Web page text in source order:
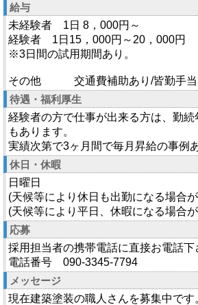
給与
未経験者 1日 8，000円～
経験者 1日15，000円～20，000円
※3日間の試用期間あり。
その他 交通費補助あり/皆勤手当
待遇・福利厚生
経験者の方で仕事が出来る方は、勤
もあります。
実績次第で3ヶ月間で毎月昇給の事例
休日・休暇
日曜日
(天候等により休日も出勤になる場合
(天候等により平日、休暇になる場合
応募
採用担当者の携帯電話に直接お電話下
電話番号 090-3345-7794
メッセージ
現在建築塗装の職人さんを募集中です